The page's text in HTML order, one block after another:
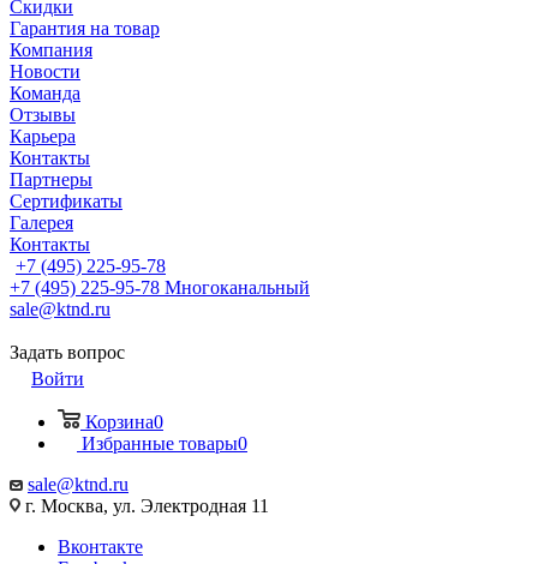
Скидки
Гарантия на товар
Компания
Новости
Команда
Отзывы
Карьера
Контакты
Партнеры
Сертификаты
Галерея
Контакты
+7 (495) 225-95-78
+7 (495) 225-95-78 Многоканальный
sale@ktnd.ru
Задать вопрос
Войти
Корзина0
Избранные товары0
sale@ktnd.ru
г. Москва, ул. Электродная 11
Вконтакте